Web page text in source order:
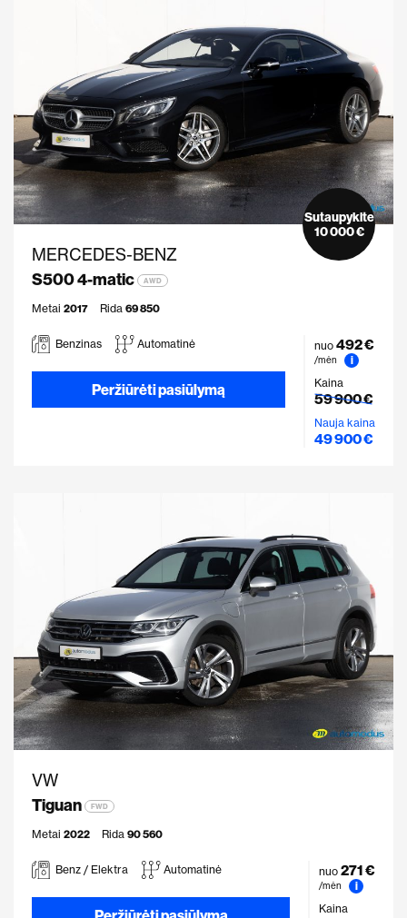
MERCEDES-BENZ
S500 4-matic
AWD
Metai 2017 Rida 69 850
Sutaupykite
10 000 €
Benzinas Automatinė
Peržiūrėti pasiūlymą
nuo 492 €
/mėn
i
Kaina
59 900 €
Nauja kaina
49 900 €
VW
Tiguan
FWD
Metai 2022 Rida 90 560
Benz / Elektra Automatinė nuo 271 €
/mėn
i
Kaina